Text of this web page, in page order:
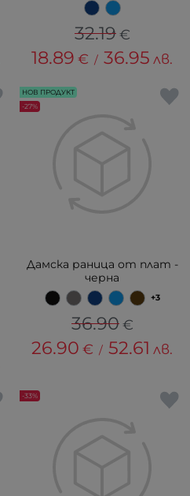
32.19 €
18.89 € / 36.95 лв.
Дамска раница от плат -
черна
+3
36.90 €
26.90 € / 52.61 лв.
НОВ ПРОДУКТ
-27%
-33%